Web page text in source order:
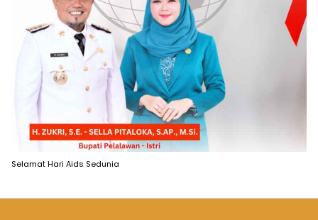
Selamat Hari Aids Sedunia